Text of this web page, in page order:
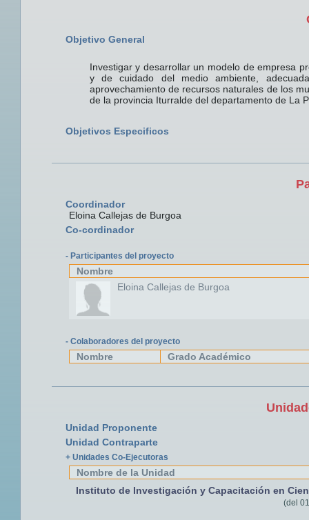
Objetivo General
Investigar y desarrollar un modelo de empresa
y de cuidado del medio ambiente,
aprovechamiento de recursos naturales de los
de la provincia Iturralde del departamento de La
Objetivos Especificos
Coordinador
Eloina Callejas de Burgoa
Co-cordinador
- Participantes del proyecto
Nombre
Eloina Callejas de Burgoa
- Colaboradores del proyecto
Nombre Grado Académico
Unidad Proponente
Unidad Contraparte
+ Unidades Co-Ejecutoras
Nombre de la Unidad
Instituto de Investigación y Capacitación en
(del